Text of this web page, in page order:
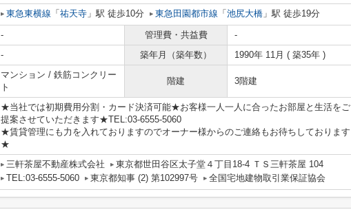
東急東横線 「 祐天寺 」駅 徒歩10分 東急田園都市線 「 池尻大橋 」駅 徒歩19分
- 管理費・共益費
-
- 築年月（築年数） 1990年 11月 ( 築35年 )
マンション / 鉄筋コンクリー
ト
階建 3階建
★当社では初期費用分割・カード決済可能★お客様一人一人に合ったお部屋と生活をご
提案させていただきます★TEL:03-6555-5060
★賃貸管理にも力を入れておりますのでオーナー様からのご連絡もお待ちしております
★
三軒茶屋不動産株式会社
東京都世田谷区太子堂４丁目18-4 ＴＳ三軒茶屋 104
TEL:03-6555-5060
東京都知事 (2) 第102997号 全国宅地建物取引業保証協会